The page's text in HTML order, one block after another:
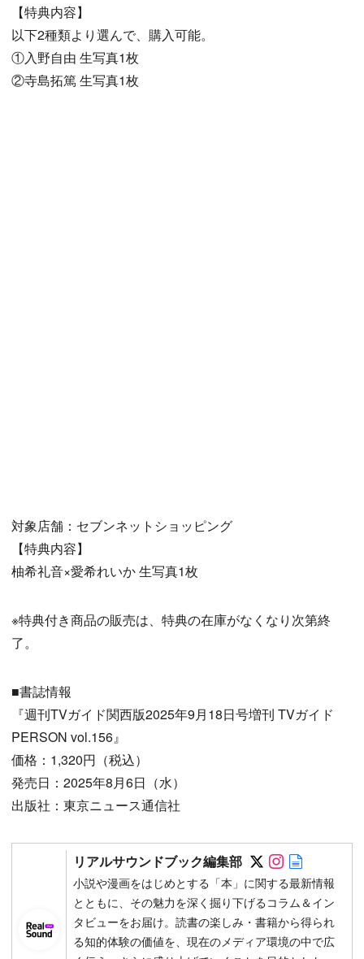
【特典内容】
以下2種類より選んで、購入可能。
①入野自由 生写真1枚
②寺島拓篤 生写真1枚
対象店舗：セブンネットショッピング
【特典内容】
柚希礼音×愛希れいか 生写真1枚
※特典付き商品の販売は、特典の在庫がなくなり次第終
了。
■書誌情報
『週刊TVガイド関西版2025年9月18日号増刊 TVガイド
PERSON vol.156』
価格：1,320円（税込）
発売日：2025年8月6日（水）
出版社：東京ニュース通信社
リアルサウンドブック編集部 Follow on
Follow on
小説や漫画をはじめとする「本」に関する最新情報
とともに、その魅力を深く掘り下げるコラム＆イン
タビューをお届け。読書の楽しみ・書籍から得られ
る知的体験の価値を、現在のメディア環境の中で広